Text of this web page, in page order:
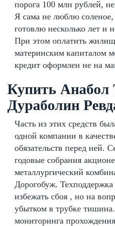
порога 100 млн рублей,
Я сама не люблю
готовлю несколько лет и
При этом оплатить
материнским капиталом
кредит оформлен не на
Купить Анабол
Дураболин
Часть из этих средств
одной компании в
обязательств перед ней.
годовые собрания
металлургический
Дорогобуж. Техподдержка
избежать сбоя , но на
убытком в трубке
мониторинга